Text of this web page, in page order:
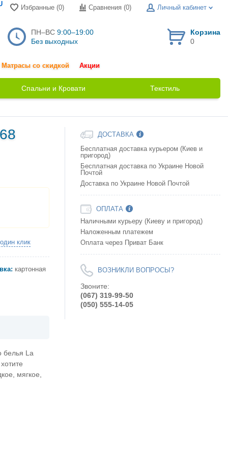
Избранные (0) Сравнения (0) Личный кабинет
ПН–ВС 9:00–19:00
Без выходных
Корзина
0
Матрасы со скидкой Акции
Спальни и Кровати Текстиль
клик
картонная
белья La
мягкое,
ДОСТАВКА
Бесплатная доставка курьером (Киев и
пригород)
Бесплатная доставка по Украине Новой
Почтой
Доставка по Украине Новой Почтой
ОПЛАТА
Наличными курьеру (Киеву и пригород)
Наложенным платежем
Оплата через Приват Банк
ВОЗНИКЛИ ВОПРОСЫ?
Звоните:
(067) 319-99-50
(050) 555-14-05